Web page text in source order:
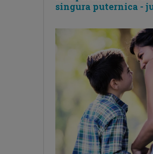
singura puternica -